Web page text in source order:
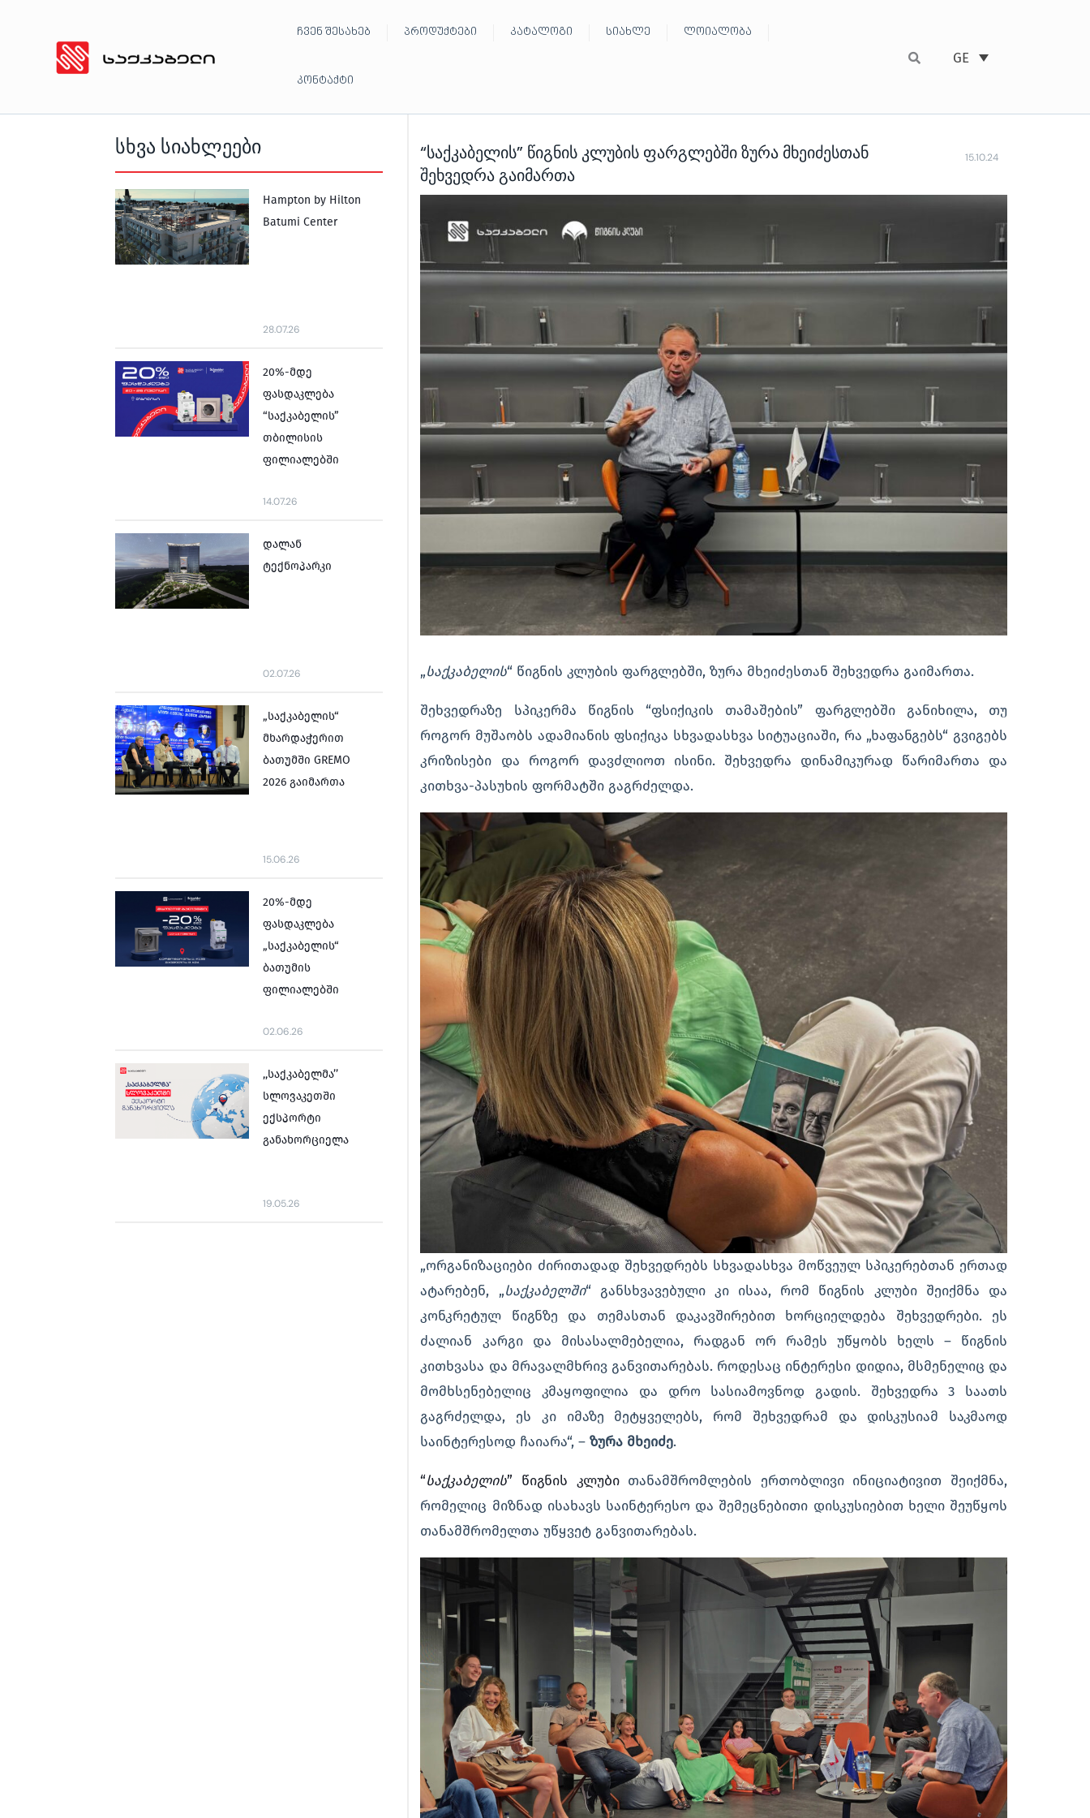
ჩვენ შესახებ პროდუქტები კატალოგი სიახლე ლოიალობა
კონტაქტი
GE
სხვა სიახლეები
Hampton by Hilton
Batumi Center
28.07.26
20%-მდე
ფასდაკლება
“საქკაბელის”
თბილისის
ფილიალებში
14.07.26
დალან
ტექნოპარკი
02.07.26
„საქკაბელის“
მხარდაჭერით
ბათუმში GREMO
2026 გაიმართა
15.06.26
20%-მდე
ფასდაკლება
„საქკაბელის“
ბათუმის
ფილიალებში
02.06.26
,,საქკაბელმა’’
სლოვაკეთში
ექსპორტი
განახორციელა
19.05.26
“საქკაბელის” წიგნის კლუბის ფარგლებში ზურა მხეიძესთან
შეხვედრა გაიმართა
15.10.24
„საქკაბელის“ წიგნის კლუბის ფარგლებში, ზურა მხეიძესთან შეხვედრა გაიმართა.
შეხვედრაზე სპიკერმა წიგნის “ფსიქიკის თამაშების” ფარგლებში განიხილა, თუ
როგორ მუშაობს ადამიანის ფსიქიკა სხვადასხვა სიტუაციაში, რა „ხაფანგებს“ გვიგებს
კრიზისები და როგორ დავძლიოთ ისინი. შეხვედრა დინამიკურად წარიმართა და
კითხვა-პასუხის ფორმატში გაგრძელდა.
„ორგანიზაციები ძირითადად შეხვედრებს სხვადასხვა მოწვეულ სპიკერებთან ერთად
ატარებენ, „საქკაბელში“ განსხვავებული კი ისაა, რომ წიგნის კლუბი შეიქმნა და
კონკრეტულ წიგნზე და თემასთან დაკავშირებით ხორციელდება შეხვედრები. ეს
ძალიან კარგი და მისასალმებელია, რადგან ორ რამეს უწყობს ხელს – წიგნის
კითხვასა და მრავალმხრივ განვითარებას. როდესაც ინტერესი დიდია, მსმენელიც და
მომხსენებელიც კმაყოფილია და დრო სასიამოვნოდ გადის. შეხვედრა 3 საათს
გაგრძელდა, ეს კი იმაზე მეტყველებს, რომ შეხვედრამ და დისკუსიამ საკმაოდ
საინტერესოდ ჩაიარა“, –ზურა მხეიძე.
“საქკაბელის” წიგნის კლუბითანამშრომლების ერთობლივი ინიციატივით შეიქმნა,
რომელიც მიზნად ისახავს საინტერესო და შემეცნებითი დისკუსიებით ხელი შეუწყოს
თანამშრომელთა უწყვეტ განვითარებას.